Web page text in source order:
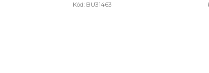
Kód: BU31463